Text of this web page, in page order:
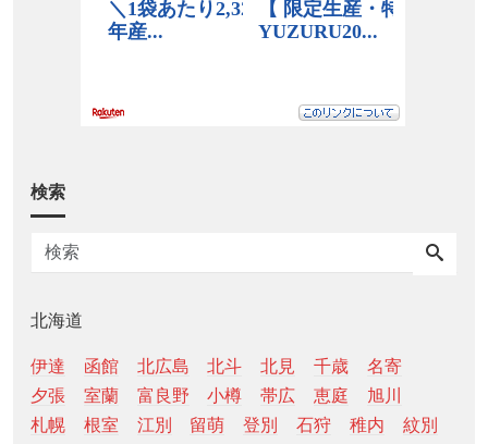
検索
北海道
伊達 函館 北広島 北斗 北見 千歳
名寄
夕張
室蘭 富良野 小樽 帯広 恵庭
旭川
札幌
根室 江別 留萌 登別 石狩 稚内
紋別